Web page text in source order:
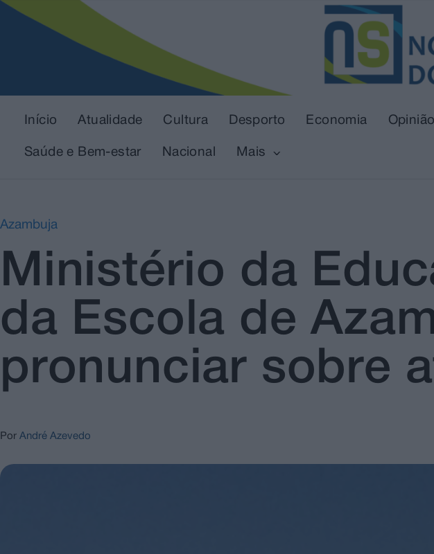
Início Atualidade Cultura Desporto Economia Opinião
Saúde e Bem-estar Nacional Mais
Azambuja
Ministério da
da Escola de
pronunciar sobre
Por André Azevedo